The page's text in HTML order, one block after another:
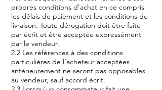
propres conditions d’achat en ce compris
les délais de paiement et les conditions de
livraison. Toute dérogation doit être faite
par écrit et être acceptée expressément
par le vendeur.
2.2 Les références à des conditions
particulières de l’acheteur acceptées
antérieurement ne seront pas opposables
au vendeur, sauf accord écrit.